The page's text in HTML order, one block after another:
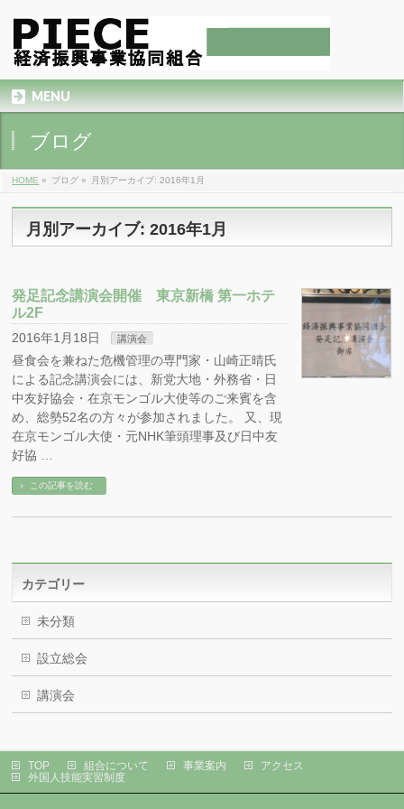
MENU
ブログ
HOME » ブログ » 月別アーカイブ: 2016年1月
月別アーカイブ: 2016年1月
発足記念講演会開催 東京新橋 第一ホテ
ル2F
2016年1月18日 講演会
昼食会を兼ねた危機管理の専門家・山崎正晴氏
による記念講演会には、新党大地・外務省・日
中友好協会・在京モンゴル大使等のご来賓を含
め、総勢52名の方々が参加されました。 又、現
在京モンゴル大使・元NHK筆頭理事及び日中友
好協 …
この記事を読む
カテゴリー
未分類
設立総会
講演会
TOP 組合について 事業案内
アクセス
外国人技能実習制度